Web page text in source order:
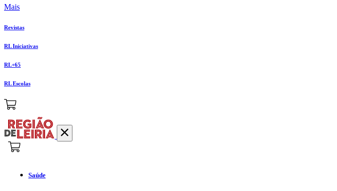
Mais
Revistas
RL Iniciativas
RL+65
RL Escolas
Saúde